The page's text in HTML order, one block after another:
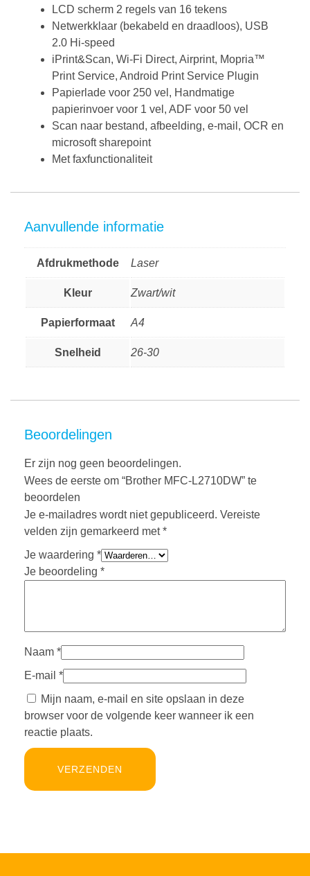
LCD scherm 2 regels van 16 tekens
Netwerkklaar (bekabeld en draadloos), USB
2.0 Hi-speed
iPrint&Scan, Wi-Fi Direct, Airprint, Mopria™
Print Service, Android Print Service Plugin
Papierlade voor 250 vel, Handmatige
papierinvoer voor 1 vel, ADF voor 50 vel
Scan naar bestand, afbeelding, e-mail, OCR en
microsoft sharepoint
Met faxfunctionaliteit
Aanvullende informatie
Afdrukmethode Laser
Kleur Zwart/wit
Papierformaat A4
Snelheid 26-30
Beoordelingen
Er zijn nog geen beoordelingen.
Wees de eerste om “Brother MFC-L2710DW” te
beoordelen
Je e-mailadres wordt niet gepubliceerd. Vereiste
velden zijn gemarkeerd met*
Je waardering *
Je beoordeling *
Naam *
E-mail *
Mijn naam, e-mail en site opslaan in deze
browser voor de volgende keer wanneer ik een
reactie plaats.